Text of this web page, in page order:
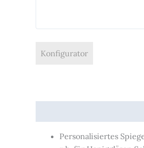
Konfigurator
Personalisiertes